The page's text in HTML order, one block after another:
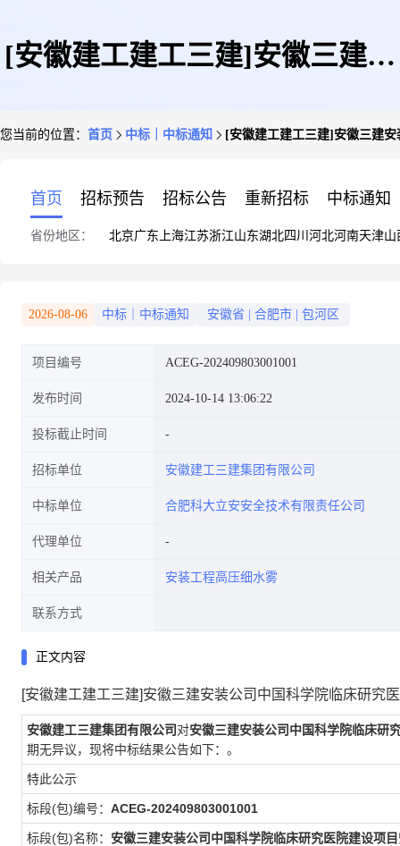
[安徽建工建工三建]安徽三建安
段1中标结果公告
您当前的位置： 首页 中标｜中标通知 [安徽建工建工三建]安徽三建
首页 招标预告 招标公告 重新招标 中标通知
省份地区： 北京广东 上海江苏浙江山东湖北四川 河北河南天津山
2026-08-06 中标｜中标通知 安徽省 合肥市 包河区
项目编号 ACEG-202409803001001
发布时间 2024-10-14 13:06:22
投标截止时间
招标单位 安徽建工三建集团有限公司
中标单位 合肥科大立安安全技术有限责任公司
代理单位
相关产品 安装工程高压细水雾
联系方式
正文内容
[安徽建工建工三建]安徽三建安装公司中国科学院临床研究
安徽建工三建集团有限公司对安徽三建安装公司中国科学院临床研
期无异议，现将中标结果公告如下：。
特此公示
标段(包)编号： ACEG-202409803001001
标段(包)名称： 安徽三建安装公司中国科学院临床研究医院建设项